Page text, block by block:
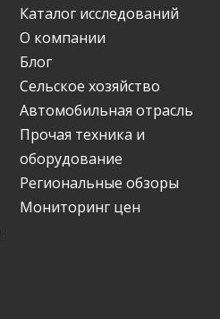
Каталог исследований
О компании
Блог
Сельское хозяйство
Автомобильная отрасль
Прочая техника и
оборудование
Региональные обзоры
Мониторинг цен